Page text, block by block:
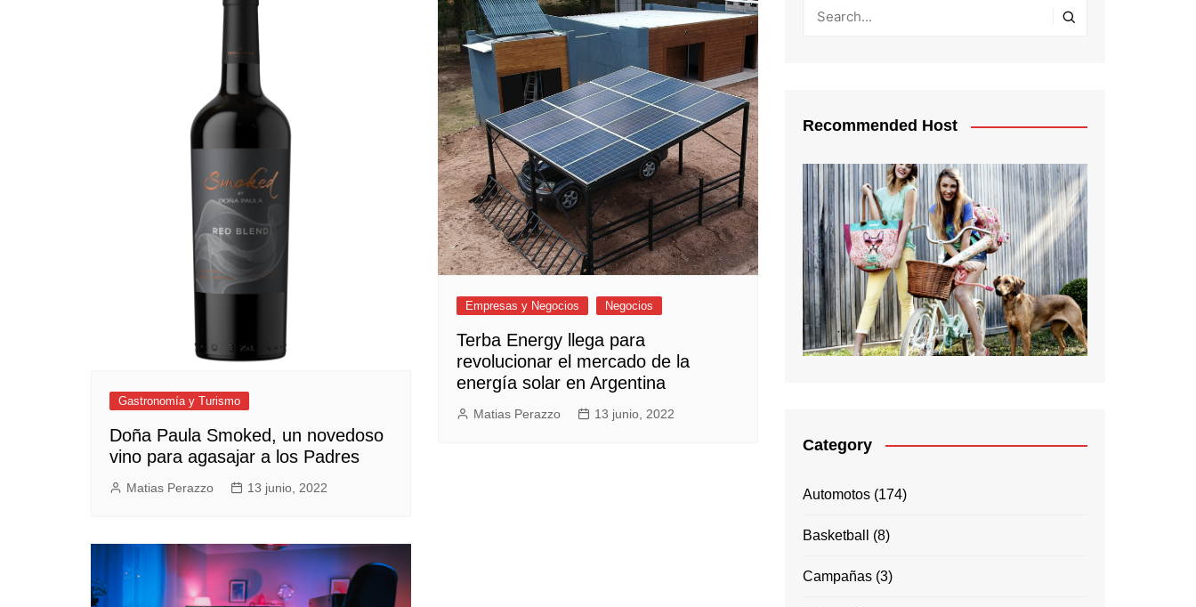
Empresas y Negocios
Espectáculos
Trendy News
Negocios
Gastronomía y Turismo
Doña Paula Smoked, un novedoso
vino para agasajar a los Padres
Matias Perazzo 13 junio, 2022
Empresas y Negocios Negocios
Terba Energy llega para
revolucionar el mercado de la
energía solar en Argentina
Matias Perazzo 13 junio, 2022
Recommended Host
Category
Automotos (174)
Basketball (8)
Campañas (3)